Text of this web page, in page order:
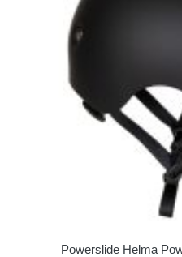
Powerslide Helma